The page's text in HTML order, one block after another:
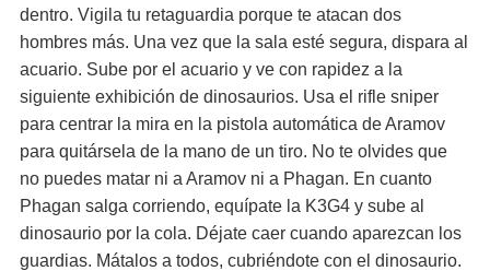
dentro. Vigila tu retaguardia porque te atacan dos
hombres más. Una vez que la sala esté segura, dispara al
acuario. Sube por el acuario y ve con rapidez a la
siguiente exhibición de dinosaurios. Usa el rifle sniper
para centrar la mira en la pistola automática de Aramov
para quitársela de la mano de un tiro. No te olvides que
no puedes matar ni a Aramov ni a Phagan. En cuanto
Phagan salga corriendo, equípate la K3G4 y sube al
dinosaurio por la cola. Déjate caer cuando aparezcan los
guardias. Mátalos a todos, cubriéndote con el dinosaurio.